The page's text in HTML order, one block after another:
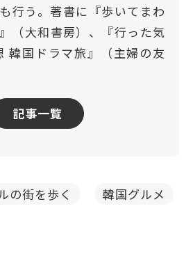
行う。著書に『歩いてまわ
（大和書房）、『行った気
韓国ドラマ旅』（主婦の友
記事一覧
の街を歩く
韓国グルメ